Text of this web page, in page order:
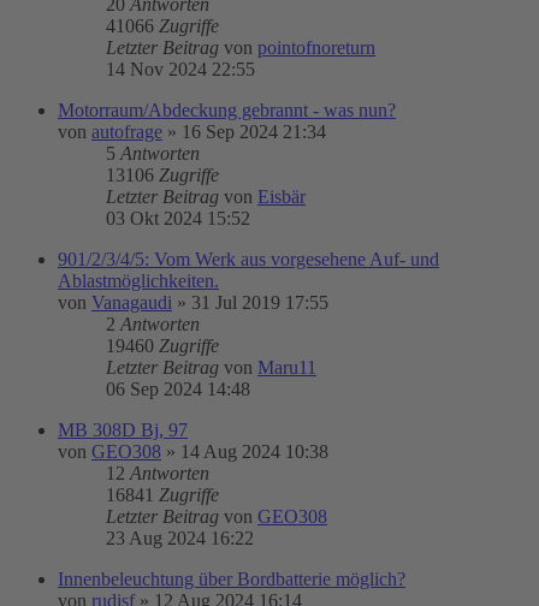
20 Antworten
41066 Zugriffe
Letzter Beitrag von pointofnoreturn
14 Nov 2024 22:55
Motorraum/Abdeckung gebrannt - was nun?
von autofrage » 16 Sep 2024 21:34
5 Antworten
13106 Zugriffe
Letzter Beitrag von Eisbär
03 Okt 2024 15:52
901/2/3/4/5: Vom Werk aus vorgesehene Auf- und
Ablastmöglichkeiten.
von Vanagaudi » 31 Jul 2019 17:55
2 Antworten
19460 Zugriffe
Letzter Beitrag von Maru11
06 Sep 2024 14:48
MB 308D Bj, 97
von GEO308 » 14 Aug 2024 10:38
12 Antworten
16841 Zugriffe
Letzter Beitrag von GEO308
23 Aug 2024 16:22
Innenbeleuchtung über Bordbatterie möglich?
von rudisf » 12 Aug 2024 16:14